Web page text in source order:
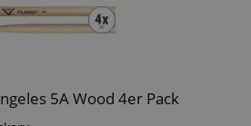
5A Wood 4er Pack